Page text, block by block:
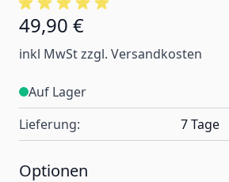
Ab:
49,90 €
inkl MwSt zzgl. Versandkosten
Auf Lager
Lieferung:
7 Tage
Optionen